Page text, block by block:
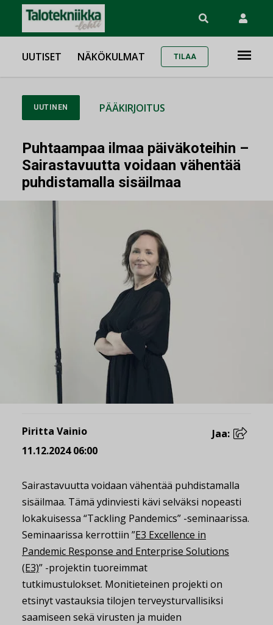
UUTISET NÄKÖKULMAT TILAA
UUTINEN PÄÄKIRJOITUS
Puhtaampaa ilmaa päiväkoteihin –
Sairastavuutta voidaan vähentää
puhdistamalla sisäilmaa
Piritta Vainio
11.12.2024 06:00
Jaa:
Sairastavuutta voidaan vähentää puhdistamalla
sisäilmaa. Tämä ydinviesti kävi selväksi nopeasti
lokakuisessa “Tackling Pandemics” -seminaarissa.
Seminaarissa kerrottiin ”E3 Excellence in
Pandemic Response and Enterprise Solutions
(E3)” -projektin tuoreimmat
tutkimustulokset. Monitieteinen projekti on
etsinyt vastauksia tilojen terveysturvallisiksi
saamiseen sekä virusten ja muiden